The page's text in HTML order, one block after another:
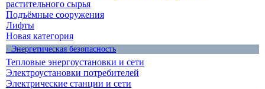
растительного сырья
Подъёмные сооружения
Лифты
Новая категория
· Энергетическая безопасность
Тепловые энергоустановки и сети
Электроустановки потребителей
Электрические станции и сети